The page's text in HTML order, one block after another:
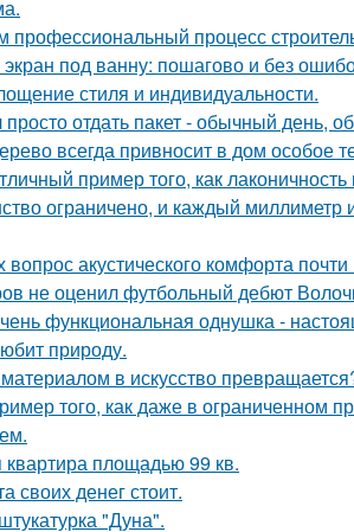
процесс
экран под ванну: пошагово и без
стиля и индивидуальности.
отдать пакет - обычный день,
всегда привносит в дом особое
пример того, как
ограничено, и каждый
вопрос акустического комфорта
не оценил футбольный дебют
функциональная однушка -
природу.
в искусство
того, как даже в ограниченном
квартира площадью 99 кв.
своих денег стоит.
"Дуна".